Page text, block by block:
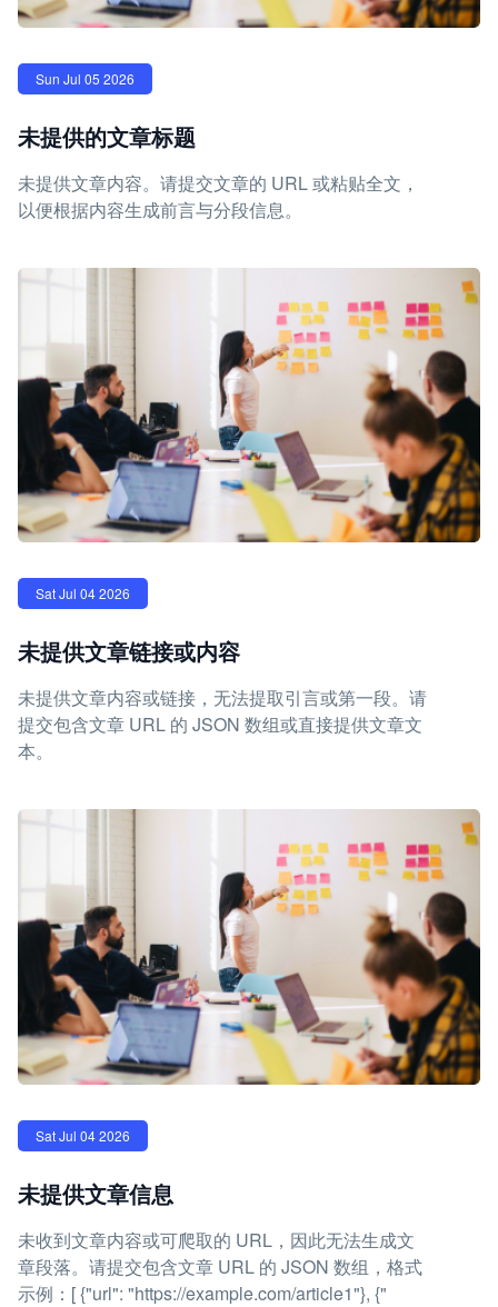
Sun Jul 05 2026
未提供的文章标题
未提供文章内容。请提交文章的 URL 或粘贴全文，
以便根据内容生成前言与分段信息。
Sat Jul 04 2026
未提供文章链接或内容
未提供文章内容或链接，无法提取引言或第一段。请
提交包含文章 URL 的 JSON 数组或直接提供文章文
本。
Sat Jul 04 2026
未提供文章信息
未收到文章内容或可爬取的 URL，因此无法生成文
章段落。请提交包含文章 URL 的 JSON 数组，格式
示例：[ {"url": "https://example.com/article1"}, {"